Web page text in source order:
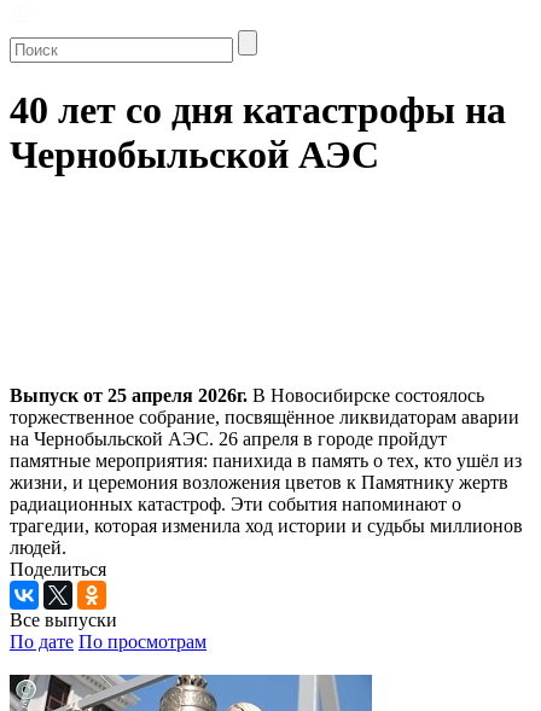
40 лет со дня катастрофы на
Чернобыльской АЭС
Выпуск от 25 апреля 2026г. В Новосибирске состоялось
торжественное собрание, посвящённое ликвидаторам аварии
на Чернобыльской АЭС. 26 апреля в городе пройдут
памятные мероприятия: панихида в память о тех, кто ушёл из
жизни, и церемония возложения цветов к Памятнику жертв
радиационных катастроф. Эти события напоминают о
трагедии, которая изменила ход истории и судьбы миллионов
людей.
Поделиться
Все выпуски
По дате По просмотрам